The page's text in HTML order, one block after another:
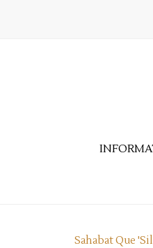
Sahabat Que